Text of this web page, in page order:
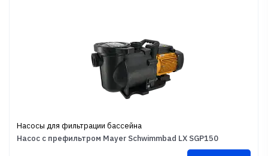
Насосы для фильтрации бассейна
Насос с префильтром Mayer Schwimmbad LX SGP150